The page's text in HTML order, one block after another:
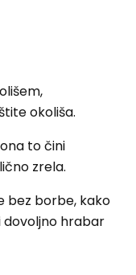
okoliša.
to čini
zrela.
bez borbe, kako
dovoljno hrabar